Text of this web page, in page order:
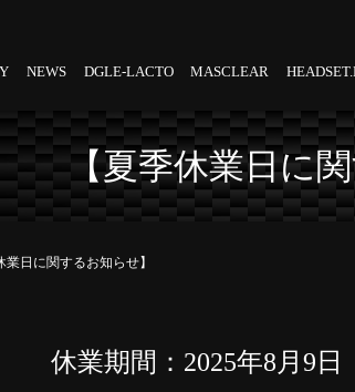
NEWS DGLE-LACTO MASCLEAR
【夏季休業日に
業日に関するお知らせ】
休業期間：2025年8月9日